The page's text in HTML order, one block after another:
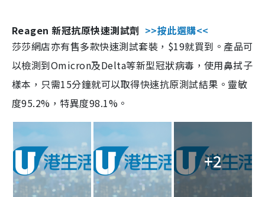
Reagen 新冠抗原快速測試劑 >>按此選購<<
莎莎網店亦有售多款快速測試套裝，$19就買到。產品可
以檢測到Omicron及Delta等新型冠狀病毒，使用鼻拭子
樣本，只需15分鐘就可以取得快速抗原測試結果。靈敏
度95.2%，特異度98.1%。
+2